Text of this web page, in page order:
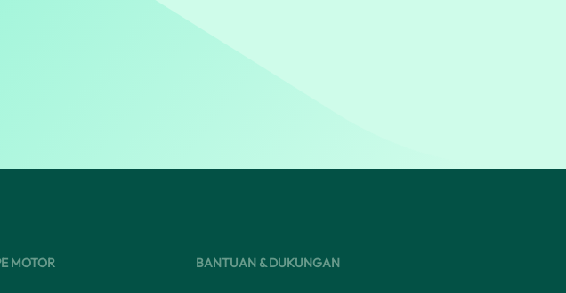
MOTOR BANTUAN & DUKUNGAN